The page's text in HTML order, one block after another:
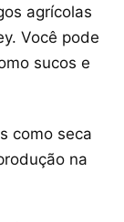
agrícolas
Você pode
sucos e
como seca
na